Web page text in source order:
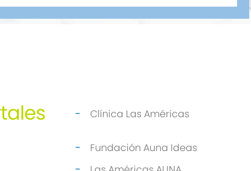
Clínica Las Américas
Fundación Auna Ideas